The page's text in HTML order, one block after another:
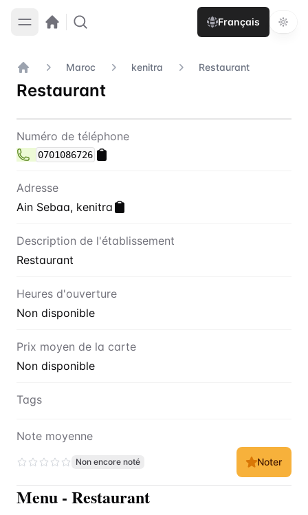
Français
Accueil
Maroc kenitra Restaurant
Restaurant
Contact Restaurant
Numéro de téléphone
0701086726
Adresse
Ain Sebaa, kenitra
Description de l'établissement
Restaurant
Heures d'ouverture
Non disponible
Prix moyen de la carte
Non disponible
Tags
Note moyenne
Non encore noté Noter
Menu - Restaurant